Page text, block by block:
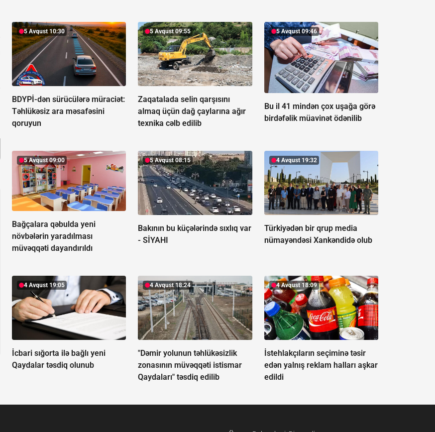
5 Avqust 10:30
BDYPİ-dən sürücülərə müraciət:
Təhlükəsiz ara məsafəsini
qoruyun
5 Avqust 09:55
Zaqatalada selin qarşısını
almaq üçün dağ çaylarına ağır
texnika cəlb edilib
5 Avqust 09:46
Bu il 41 mindən çox uşağa görə
birdəfəlik müavinət ödənilib
5 Avqust 09:00
Bağçalara qəbulda yeni
növbələrin yaradılması
müvəqqəti dayandırıldı
5 Avqust 08:15
Bakının bu küçələrində sıxlıq var
-SİYAHI
4 Avqust 19:32
Türkiyədən bir qrup media
nümayəndəsi Xankəndidə olub
4 Avqust 19:05
İcbari sığorta ilə bağlı yeni
Qaydalar təsdiq olunub
4 Avqust 18:24
"Dəmir yolunun təhlükəsizlik
zonasının müvəqqəti istismar
Qaydaları" təsdiq edilib
4 Avqust 18:09
İstehlakçıların seçiminə təsir
edən yalnış reklam halları aşkar
edildi